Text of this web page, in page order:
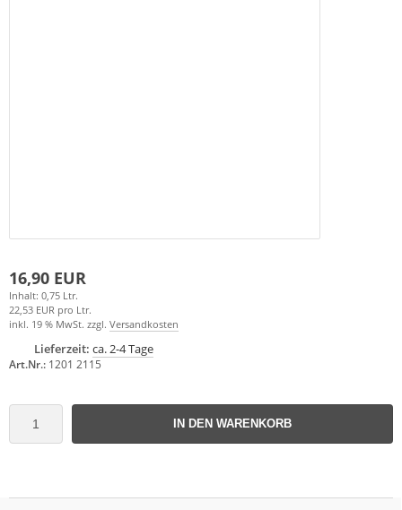
16,90 EUR
Inhalt: 0,75 Ltr.
22,53 EUR pro Ltr.
inkl. 19 % MwSt. zzgl. Versandkosten
Lieferzeit: ca. 2-4 Tage
Art.Nr.: 1201 2115
IN DEN WARENKORB